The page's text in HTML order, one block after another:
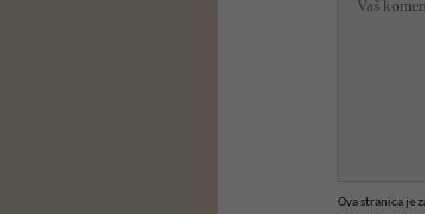
Ova stranica je